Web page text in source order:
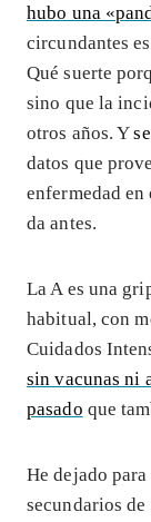
hubo una
circundantes
Qué suerte
sino que la
otros años. Y
datos que
enfermedad
da antes.
La A es una
habitual, con
Cuidados
sin vacunas ni
pasado que
He dejado
secundarios